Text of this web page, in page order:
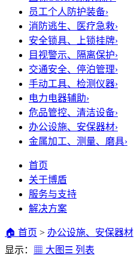
员工个人防护装备›
消防逃生、医疗急救›
安全锁具、上锁挂牌›
目视警示、隔离保护›
交通安全、停泊管理›
手动工具、检测仪器›
电力电器辅助›
危品管控、清洁设备›
办公设施、安保器材›
金属加工、测量、磨具›
首页
关于博盾
服务与支持
解决方案
🏠 首页 > 办公设施、安保器材
显示：
▦ 大图 ☰ 列表